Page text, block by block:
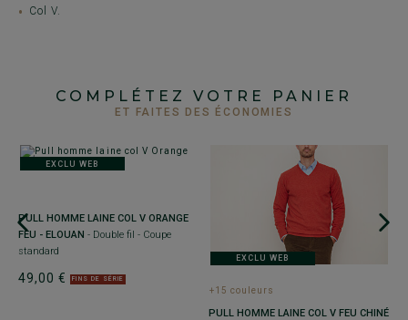
Col V.
COMPLÉTEZ VOTRE PANIER
ET FAITES DES ÉCONOMIES
EXCLU WEB
PULL HOMME LAINE COL V ORANGE
FEU - ELOUAN - Double fil - Coupe
standard
49,00 € FINS DE SÉRIE
EXCLU WEB
+15 couleurs
PULL HOMME LAINE COL V FEU CHINÉ